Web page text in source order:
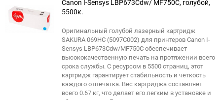
Сanon I-Sensys LBP673Cdw/ MF750C, голубой,
5500к.
Оригинальный голубой лазерный картридж
SAKURA 069HC (5097C002) для принтеров Canon I-
Sensys LBP673Cdw/MF750C обеспечивает
высококачественную печать на протяжении всего
срока службы. С ресурсом в 5500 страниц, этот
картридж гарантирует стабильность и четкость
каждого отпечатка. Вес картриджа составляет
всего 0.67 кг, что делает его легким в установке и